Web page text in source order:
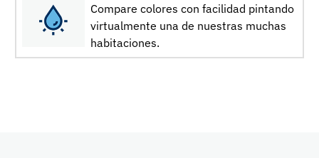
Compare colores con facilidad pintando
virtualmente una de nuestras muchas
habitaciones.